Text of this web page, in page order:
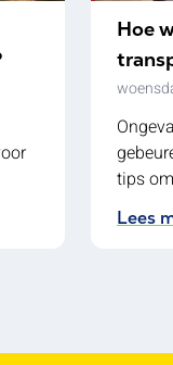
Hoe
tips
Lees